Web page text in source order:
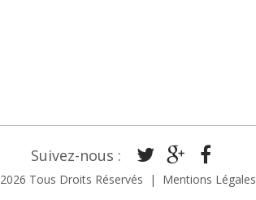
Suivez-nous :
2026 Tous Droits Réservés Mentions Légales